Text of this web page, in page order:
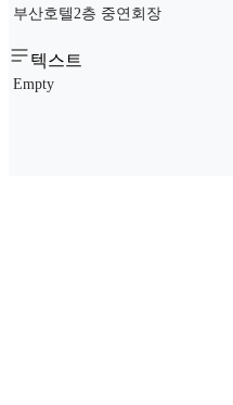
부산호텔2층 중연회장
텍스트
Empty